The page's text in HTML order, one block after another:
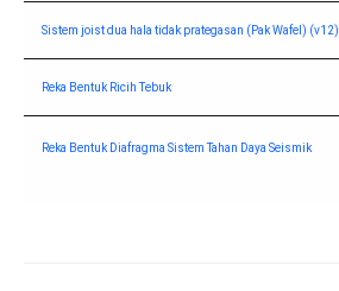
Sistem joist dua hala tidak prategasan (Pak Wafel) (v12)
Reka Bentuk Ricih Tebuk
Reka Bentuk Diafragma Sistem Tahan Daya Seismik